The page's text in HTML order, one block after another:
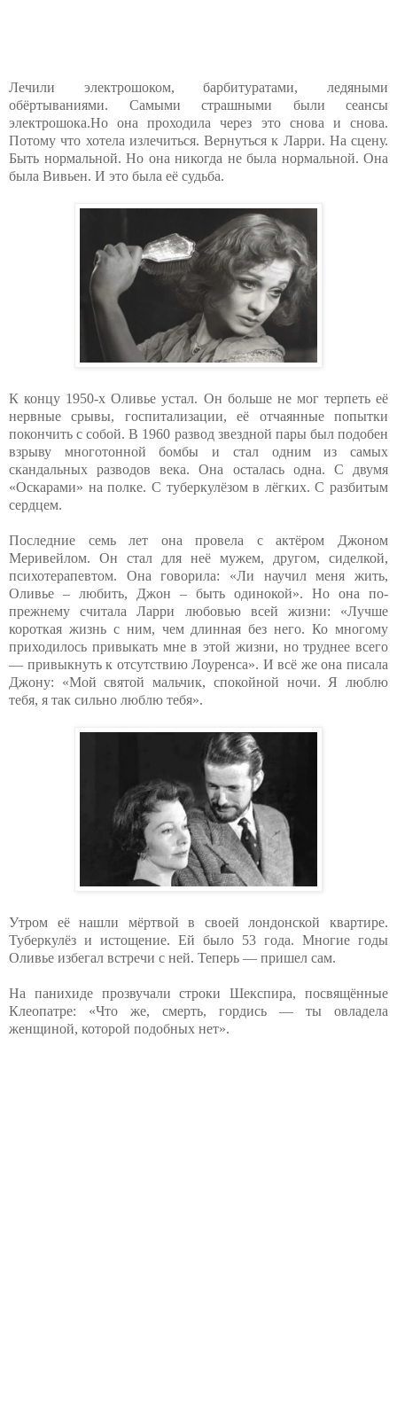
Лечили электрошоком, барбитуратами, ледяными
обёртываниями. Самыми страшными были сеансы
электрошока.Но она проходила через это снова и снова.
Потому что хотела излечиться. Вернуться к Ларри. На сцену.
Быть нормальной. Но она никогда не была нормальной. Она
была Вивьен. И это была её судьба.
К концу 1950-х Оливье устал. Он больше не мог терпеть её
нервные срывы, госпитализации, её отчаянные попытки
покончить с собой. В 1960 развод звездной пары был подобен
взрыву многотонной бомбы и стал одним из самых
скандальных разводов века. Она осталась одна. С двумя
«Оскарами» на полке. С туберкулёзом в лёгких. С разбитым
сердцем.
Последние семь лет она провела с актёром Джоном
Меривейлом. Он стал для неё мужем, другом, сиделкой,
психотерапевтом. Она говорила: «Ли научил меня жить,
Оливье – любить, Джон – быть одинокой». Но она по-
прежнему считала Ларри любовью всей жизни: «Лучше
короткая жизнь с ним, чем длинная без него. Ко многому
приходилось привыкать мне в этой жизни, но труднее всего
— привыкнуть к отсутствию Лоуренса». И всё же она писала
Джону: «Мой святой мальчик, спокойной ночи. Я люблю
тебя, я так сильно люблю тебя».
Утром её нашли мёртвой в своей лондонской квартире.
Туберкулёз и истощение. Ей было 53 года. Многие годы
Оливье избегал встречи с ней. Теперь — пришел сам.
На панихиде прозвучали строки Шекспира, посвящённые
Клеопатре: «Что же, смерть, гордись — ты овладела
женщиной, которой подобных нет».